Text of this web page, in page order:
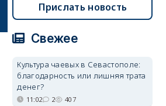
Прислать новость
Свежее
Культура чаевых в Севастополе:
благодарность или лишняя трата
денег?
11:02 2 407